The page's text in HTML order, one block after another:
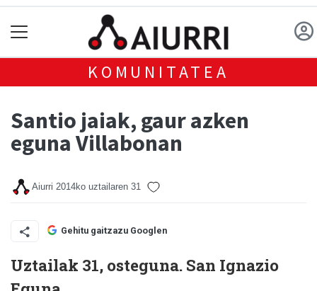
KOMUNITATEA
Santio jaiak, gaur azken
eguna Villabonan
Aiurri 2014ko uztailaren 31
Gehitu gaitzazu Googlen
Uztailak 31, osteguna. San Ignazio